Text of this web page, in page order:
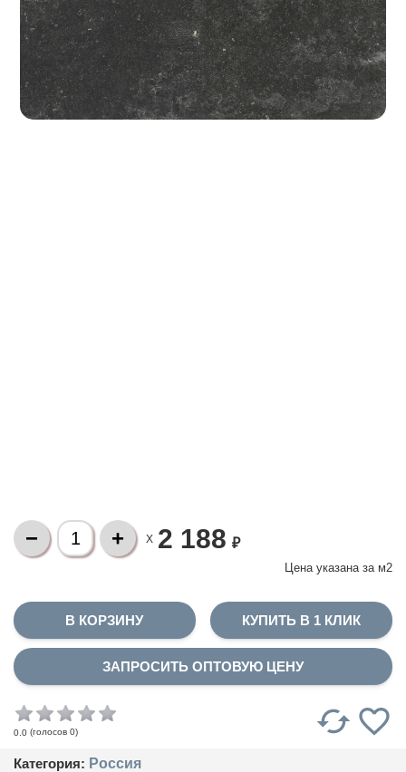
X 2 188 ₽
Цена указана за м2
КУПИТЬ В 1 КЛИК
ЗАПРОСИТЬ ОПТОВУЮ ЦЕНУ
0.0 (голосов 0)
Категория: Россия